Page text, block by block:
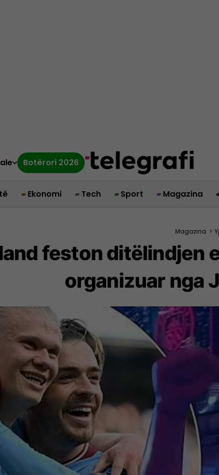
Botërori 2026
Ekonomi Tech Sport Magazina
Magazina >
feston ditëlindjen
organizuar nga